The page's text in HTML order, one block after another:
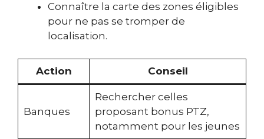
Connaître la carte des zones éligibles
pour ne pas se tromper de
localisation.
Action Conseil
Banques
Rechercher celles
proposant bonus PTZ,
notamment pour les jeunes